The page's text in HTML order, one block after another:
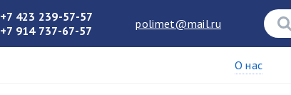
+7 423 239-57-57
+7 914 737-67-57
polimet@mail.ru
О нас